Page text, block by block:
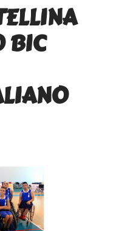
BIC